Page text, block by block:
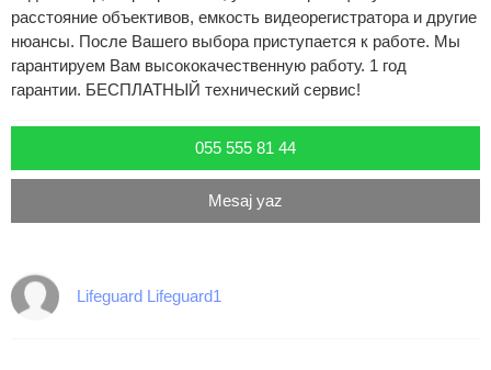
расстояние объективов, емкость видеорегистратора и другие
нюансы. После Вашего выбора приступается к работе. Мы
гарантируем Вам высококачественную работу. 1 год
гарантии. БЕСПЛАТНЫЙ технический сервис!
055 555 81 44
Mesaj yaz
Lifeguard Lifeguard1